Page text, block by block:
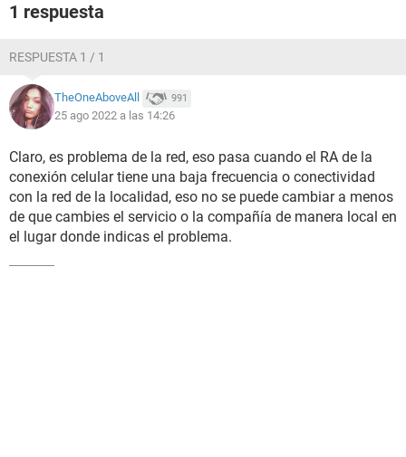
1 respuesta
RESPUESTA 1 / 1
TheOneAboveAll 991
25 ago 2022 a las 14:26
Claro, es problema de la red, eso pasa cuando el RA de la
conexión celular tiene una baja frecuencia o conectividad
con la red de la localidad, eso no se puede cambiar a menos
de que cambies el servicio o la compañía de manera local en
el lugar donde indicas el problema.